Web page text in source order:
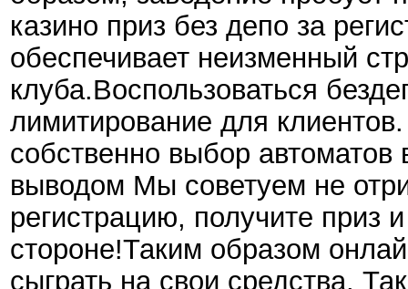
казино приз без депо за
обеспечивает неизменный
клуба.Воспользоваться
лимитирование для
собственно выбор автоматов
выводом Мы советуем не
регистрацию, получите приз
стороне!Таким образом
сыграть на свои средства.